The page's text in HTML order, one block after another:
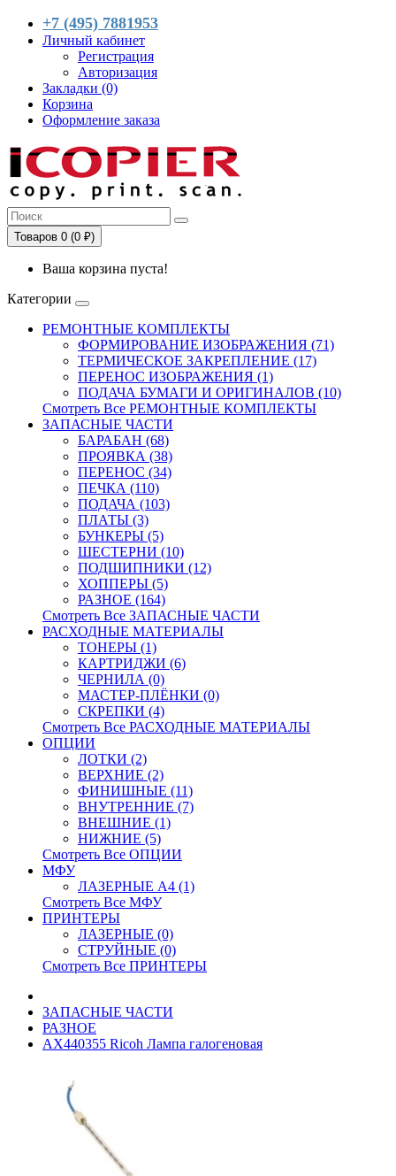
+7 (495) 7881953
Личный кабинет
Регистрация
Авторизация
Закладки (0)
Корзина
Оформление заказа
Товаров 0 (0 ₽)
Ваша корзина пуста!
Категории
РЕМОНТНЫЕ КОМПЛЕКТЫ
ФОРМИРОВАНИЕ ИЗОБРАЖЕНИЯ (71)
ТЕРМИЧЕСКОЕ ЗАКРЕПЛЕНИЕ (17)
ПЕРЕНОС ИЗОБРАЖЕНИЯ (1)
ПОДАЧА БУМАГИ И ОРИГИНАЛОВ (10)
Смотреть Все РЕМОНТНЫЕ КОМПЛЕКТЫ
ЗАПАСНЫЕ ЧАСТИ
БАРАБАН (68)
ПРОЯВКА (38)
ПЕРЕНОС (34)
ПЕЧКА (110)
ПОДАЧА (103)
ПЛАТЫ (3)
БУНКЕРЫ (5)
ШЕСТЕРНИ (10)
ПОДШИПНИКИ (12)
ХОППЕРЫ (5)
РАЗНОЕ (164)
Смотреть Все ЗАПАСНЫЕ ЧАСТИ
РАСХОДНЫЕ МАТЕРИАЛЫ
ТОНЕРЫ (1)
КАРТРИДЖИ (6)
ЧЕРНИЛА (0)
МАСТЕР-ПЛЁНКИ (0)
СКРЕПКИ (4)
Смотреть Все РАСХОДНЫЕ МАТЕРИАЛЫ
ОПЦИИ
ЛОТКИ (2)
ВЕРХНИЕ (2)
ФИНИШНЫЕ (11)
ВНУТРЕННИЕ (7)
ВНЕШНИЕ (1)
НИЖНИЕ (5)
Смотреть Все ОПЦИИ
МФУ
ЛАЗЕРНЫЕ A4 (1)
Смотреть Все МФУ
ПРИНТЕРЫ
ЛАЗЕРНЫЕ (0)
СТРУЙНЫЕ (0)
Смотреть Все ПРИНТЕРЫ
ЗАПАСНЫЕ ЧАСТИ
РАЗНОЕ
AX440355 Ricoh Лампа галогеновая